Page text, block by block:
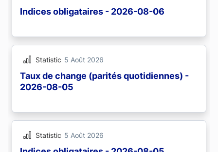
Indices obligataires - 2026-08-06
Statistic 5 Août 2026
Taux de change (parités quotidiennes) -
2026-08-05
Statistic 5 Août 2026